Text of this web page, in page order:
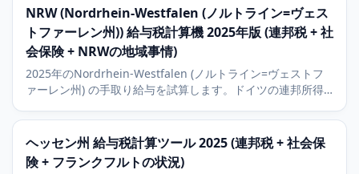
NRW (Nordrhein-Westfalen (ノルトライン=ヴェス
トファーレン州)) 給与税計算機 2025年版 (連邦税 + 社
会保険 + NRWの地域事情)
2025年のNordrhein-Westfalen (ノルトライン=ヴェストフ
ァーレン州) の手取り給与を試算します。ドイツの連邦所得
フ)、Essen (エッセン)、Bonn (ボン) の経済事情に加え、9パ
ーセントの教会税も解説します。
ヘッセン州 給与税計算ツール 2025 (連邦税 + 社会保
険 + フランクフルトの状況)